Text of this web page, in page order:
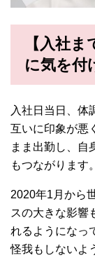
【入社
に気を付
入社日当日、体
互いに印象が悪
まま出勤し、自
もつながります。
2020年1月から
スの大きな影響
れるようになっ
怪我もしないよ